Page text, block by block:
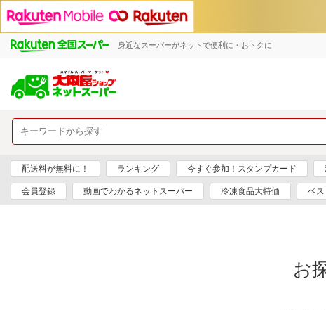
身近なスーパーがネットで便利に・おトクに
配送料が無料に！ ランキング 今すぐ参加！スタンプカード
会員登録 動画でわかるネットスーパー 冷凍食品大特価 ベス
お